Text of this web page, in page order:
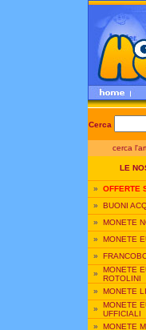
Cerca
cerca
LE
» OFFERTE
» BUONI
» MONETE
» MONETE
»
» MONETE
ROTOLINI
» MONETE
» MONETE
UFFICIALI
» MONETE